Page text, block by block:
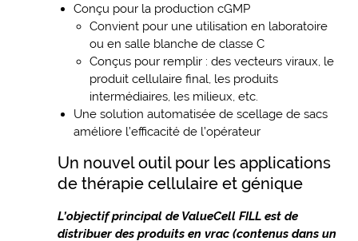
Conçu pour la production cGMP
Convient pour une utilisation en laboratoire
ou en salle blanche de classe C
Conçus pour remplir : des vecteurs viraux, le
produit cellulaire final, les produits
intermédiaires, les milieux, etc.
Une solution automatisée de scellage de sacs
améliore l’efficacité de l’opérateur
Un nouvel outil pour les applications
de thérapie cellulaire et génique
L’objectif principal de ValueCell FILL est de
distribuer des produits en vrac (contenus dans un